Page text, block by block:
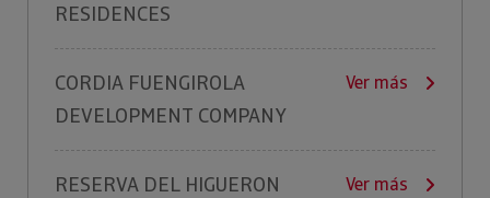
RESIDENCES
CORDIA FUENGIROLA
DEVELOPMENT COMPANY
Ver más
RESERVA DEL HIGUERON
Ver más